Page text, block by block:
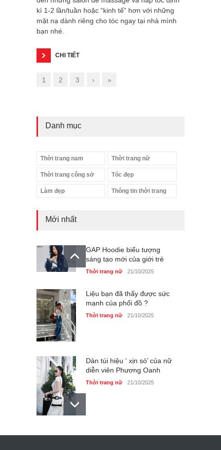
kì 1-2 lần/tuần hoặc “kinh tế” hơn với những
mặt nạ dành riêng cho tóc ngay tại nhà mình
bạn nhé.
CHI TIẾT
1 2 3 › »
Danh mục
Thời trang nam Thời trang nữ
Thời trang công sở Tóc đẹp
Làm đẹp Thông tin thời trang
Mới nhất
GAP Hoodie biểu tượng
sáng tạo mới của giới trẻ
Thời trang nữ 21/10/2025
Liệu bạn đã thấy được sức
mạnh của phối đồ ?
Thời trang nữ 21/10/2025
Dàn túi hiệu ‘ xịn sò’ của nữ
diễn viên Phương Oanh
Thời trang nữ 21/10/2025
Mẫu áo khoác đẹp cho phụ